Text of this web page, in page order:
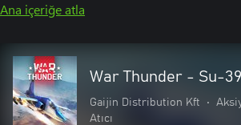
Ana içeriğe atla
War Thunder - Su-
Gaijin Distribution Kft •
Atıcı